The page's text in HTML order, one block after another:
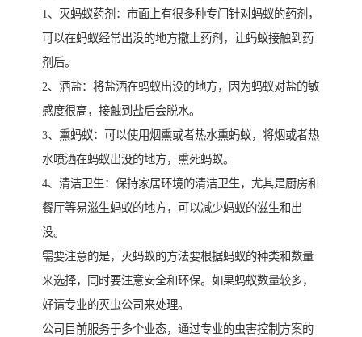
1、灭蚂蚁药剂：市面上有很多种专门针对蚂蚁的药剂，
可以在蚂蚁经常出没的地方撒上药剂，让蚂蚁接触到药
剂后。
2、洒盐：将盐洒在蚂蚁出没的地方，因为蚂蚁对盐的敏
感度很高，接触到盐后会脱水。
3、熏蚂蚁：可以使用烟熏或者热水熏蚂蚁，将烟或者热
水喷洒在蚂蚁出没的地方，熏死蚂蚁。
4、清洁卫生：保持家居环境的清洁卫生，尤其是厨房和
餐厅等易滋生蚂蚁的地方，可以减少蚂蚁的滋生和出
没。
需要注意的是，灭蚂蚁的方法要根据蚂蚁的种类和数量
来选择，同时要注意安全和环保。如果蚂蚁数量较多，
好请专业的灭虫公司来处理。
公司目前服务于多个业态，通过专业的虫害控制方案的